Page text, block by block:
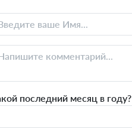
последний месяц в году?